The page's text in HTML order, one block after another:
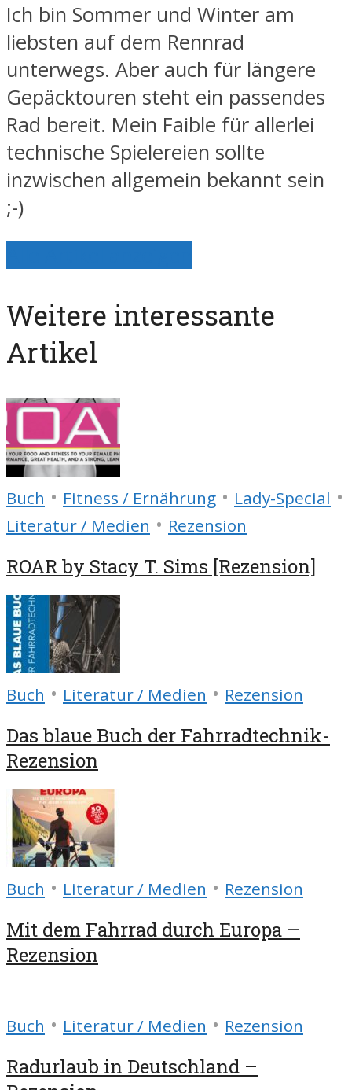
Ich bin Sommer und Winter am
liebsten auf dem Rennrad
unterwegs. Aber auch für längere
Gepäcktouren steht ein passendes
Rad bereit. Mein Faible für allerlei
technische Spielereien sollte
inzwischen allgemein bekannt sein
;-)
Weitere interessante
Artikel
Buch • Fitness / Ernährung • Lady-Special •
Literatur / Medien • Rezension
ROAR by Stacy T. Sims [Rezension]
Buch • Literatur / Medien • Rezension
Das blaue Buch der Fahrradtechnik-
Rezension
Buch • Literatur / Medien • Rezension
Mit dem Fahrrad durch Europa –
Rezension
Buch • Literatur / Medien • Rezension
Radurlaub in Deutschland –